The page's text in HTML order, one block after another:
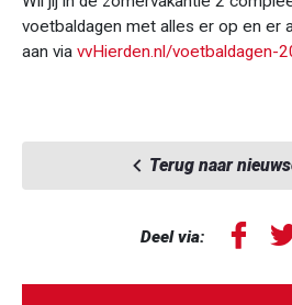
voetbaldagen met alles er op en er
aan via vvHierden.nl/voetbaldagen-
Terug naar
Deel via: